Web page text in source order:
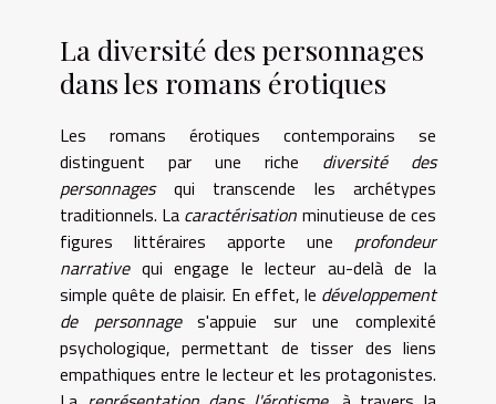
La diversité des personnages
dans les romans érotiques
Les romans érotiques contemporains se
distinguent par une riche diversité des
personnagesqui transcende les archétypes
traditionnels. La caractérisation minutieuse de ces
figures littéraires apporte une profondeur
narrativequi engage le lecteur au-delà de la
simple quête de plaisir. En effet, le développement
de personnages'appuie sur une complexité
psychologique, permettant de tisser des liens
empathiques entre le lecteur et les protagonistes.